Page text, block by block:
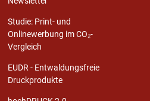
Studie: Print- und
Onlinewerbung im CO₂-
Vergleich
EUDR - Entwaldungsfreie
Druckprodukte